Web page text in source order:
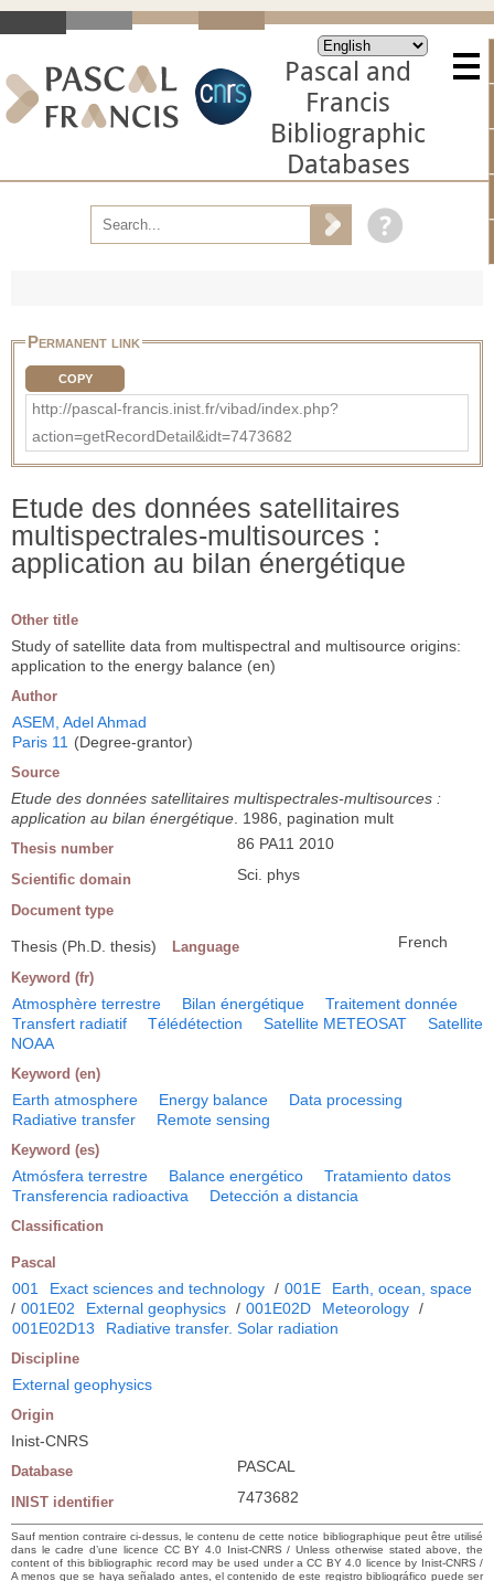
Pascal and
Francis
Bibliographic
Databases
Permanent link
COPY
http://pascal-francis.inist.fr/vibad/index.php?
action=getRecordDetail&idt=7473682
Etude des données satellitaires
multispectrales-multisources :
application au bilan énergétique
Other title
Study of satellite data from multispectral and multisource origins:
application to the energy balance (en)
Author
ASEM, Adel Ahmad
Paris 11 (Degree-grantor)
Source
Etude des données satellitaires multispectrales-multisources :
application au bilan énergétique . 1986, pagination mult
Thesis number 86 PA11 2010
Scientific domain Sci. phys
Document type
Thesis (Ph.D. thesis) Language French
Keyword (fr)
Atmosphère terrestre Bilan énergétique
Traitement donnée
Transfert radiatif
Télédétection Satellite METEOSAT
Satellite
NOAA
Keyword (en)
Earth atmosphere Energy balance
Data processing
Radiative transfer
Remote sensing
Keyword (es)
Atmósfera terrestre Balance energético
Tratamiento datos
Transferencia radioactiva
Detección a distancia
Classification
Pascal
001 Exact sciences and technology / 001E
Earth, ocean, space
/ 001E02 External geophysics / 001E02D Meteorology /
001E02D13
Radiative transfer. Solar radiation
Discipline
External geophysics
Origin
Inist-CNRS
Database PASCAL
INIST identifier 7473682
Sauf mention contraire ci-dessus, le contenu de cette notice bibliographique peut être utilisé
dans le cadre d’une licence CC BY 4.0 Inist-CNRS / Unless otherwise stated above, the
content of this bibliographic record may be used under a CC BY 4.0 licence by Inist-CNRS /
A menos que se haya señalado antes, el contenido de este registro bibliográfico puede ser